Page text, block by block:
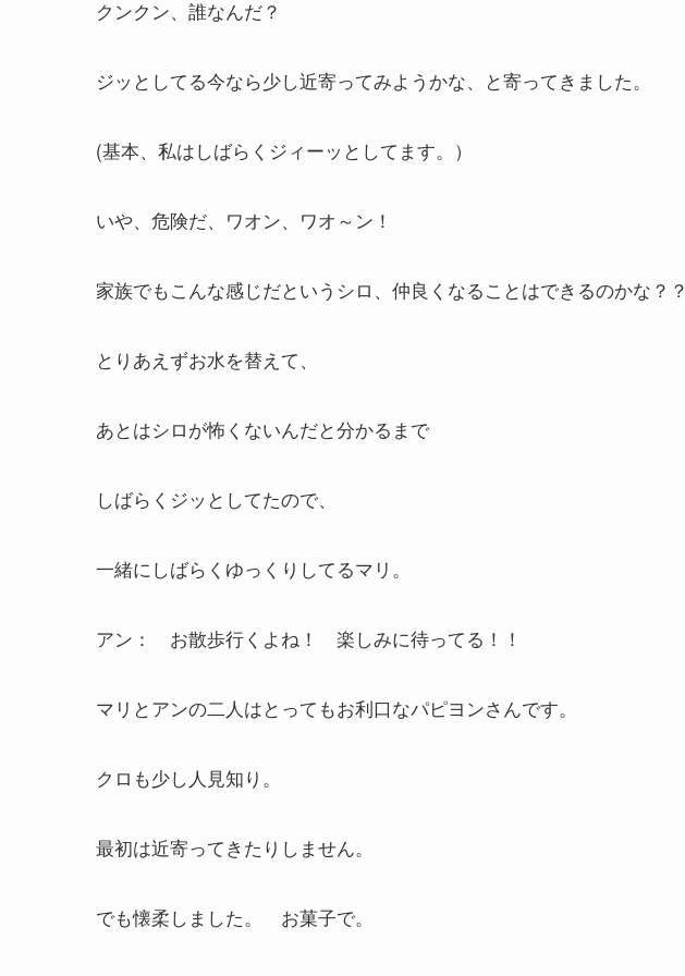
クンクン、誰なんだ？
ジッとしてる今なら少し近寄ってみようかな、と寄ってきました。
(基本、私はしばらくジィーッとしてます。）
いや、危険だ、ワオン、ワオ～ン！
家族でもこんな感じだというシロ、仲良くなることはできるのかな？？
とりあえずお水を替えて、
あとはシロが怖くないんだと分かるまで
しばらくジッとしてたので、
一緒にしばらくゆっくりしてるマリ。
アン： お散歩行くよね！ 楽しみに待ってる！！
マリとアンの二人はとってもお利口なパピヨンさんです。
クロも少し人見知り。
最初は近寄ってきたりしません。
でも懐柔しました。 お菓子で。